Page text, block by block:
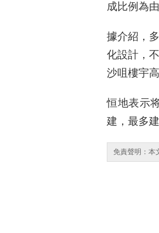
成比例為由
據介紹，
化設計，
沙咀樓宇
恒地表示
建，最多
免責聲明：本